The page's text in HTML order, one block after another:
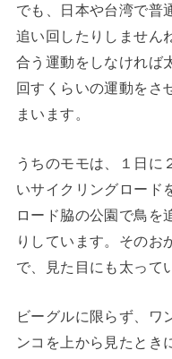
でも、日本や台湾で普
追い回したりしません
合う運動をしなければ
回すくらいの運動をさ
まいます。
うちのモモは、１日に
いサイクリングロード
ロード脇の公園で鳥を
りしています。そのお
で、見た目にも太って
ビーグルに限らず、ワ
ンコを上から見たとき